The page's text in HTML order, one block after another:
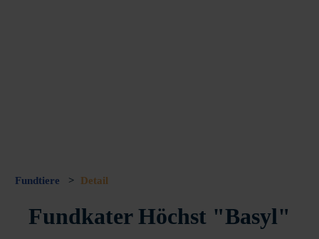
Fundtiere > Detail
Fundkater Höchst "Basyl"